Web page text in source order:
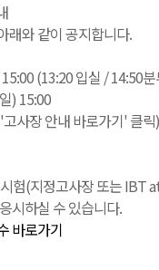
래와 같이 공지합니다.
(13:20 입실 / 14:50
) 15:00
사장 안내 바로가기' 클릭)
험(지정고사장 또는 IBT
시하실 수 있습니다.
바로가기